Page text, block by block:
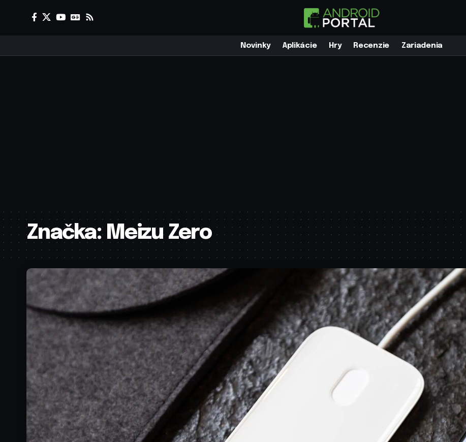
Novinky Aplikácie Hry Recenzie Zariadenia
Značka: Meizu Zero